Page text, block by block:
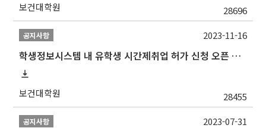
보건대학원 28696
공지사항
학생정보시스템 내 유학생 시간제취업 허가 신청 오픈 안내
보건대학원 28455
2023-11-16
공지사항 2023-07-31